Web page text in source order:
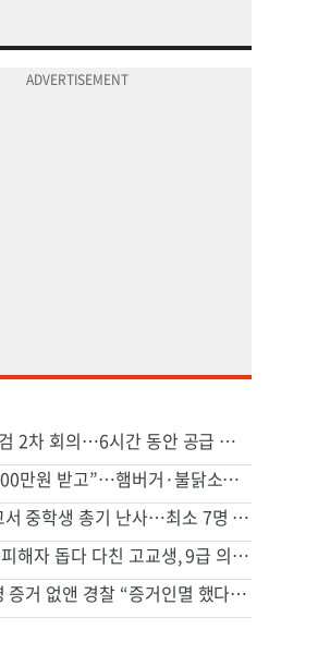
李, 부동산 점검 2차 회의…6시간 동안 공급 지원책 집중 논의
“조폭에게 7000만원 받고”…햄버거·불닭소스 넣어준 교도관 징역 7년
태국 명문학교서 중학생 총기 난사…최소 7명 살해(종합2보)
‘장윤기 사건’ 피해자 돕다 다친 고교생, 9급 의상자 인정
아들 불법촬영 증거 없앤 경찰 “증거인멸 했다 해도 처벌 못해”